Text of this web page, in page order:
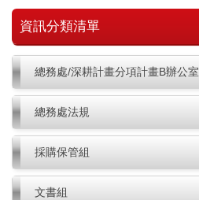
資訊分類清單
總務處/深耕計畫分項計畫B辦公室
總務處法規
採購保管組
文書組